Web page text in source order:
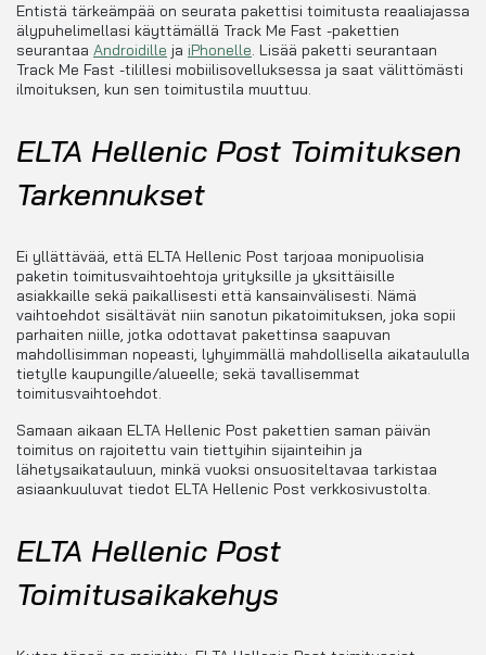
Entistä tärkeämpää on seurata pakettisi toimitusta reaaliajassa
älypuhelimellasi käyttämällä Track Me Fast -pakettien
seurantaa Androidille ja iPhonelle. Lisää paketti seurantaan
Track Me Fast -tilillesi mobiilisovelluksessa ja saat välittömästi
ilmoituksen, kun sen toimitustila muuttuu.
ELTA Hellenic Post Toimituksen
Tarkennukset
Ei yllättävää, että ELTA Hellenic Post tarjoaa monipuolisia
paketin toimitusvaihtoehtoja yrityksille ja yksittäisille
asiakkaille sekä paikallisesti että kansainvälisesti. Nämä
vaihtoehdot sisältävät niin sanotun pikatoimituksen, joka sopii
parhaiten niille, jotka odottavat pakettinsa saapuvan
mahdollisimman nopeasti, lyhyimmällä mahdollisella aikataululla
tietylle kaupungille/alueelle; sekä tavallisemmat
toimitusvaihtoehdot.
Samaan aikaan ELTA Hellenic Post pakettien saman päivän
toimitus on rajoitettu vain tiettyihin sijainteihin ja
lähetysaikatauluun, minkä vuoksi onsuositeltavaa tarkistaa
asiaankuuluvat tiedot ELTA Hellenic Post verkkosivustolta.
ELTA Hellenic Post
Toimitusaikakehys